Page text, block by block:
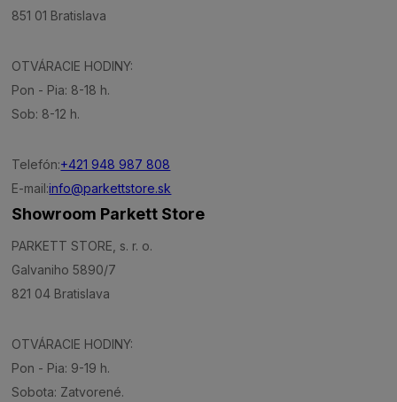
851 01 Bratislava
OTVÁRACIE HODINY:
Pon - Pia: 8-18 h.
Sob: 8-12 h.
Telefón:+421 948 987 808
E-mail:info@parkettstore.sk
Showroom Parkett Store
PARKETT STORE, s. r. o.
Galvaniho 5890/7
821 04 Bratislava
OTVÁRACIE HODINY:
Pon - Pia: 9-19 h.
Sobota: Zatvorené.